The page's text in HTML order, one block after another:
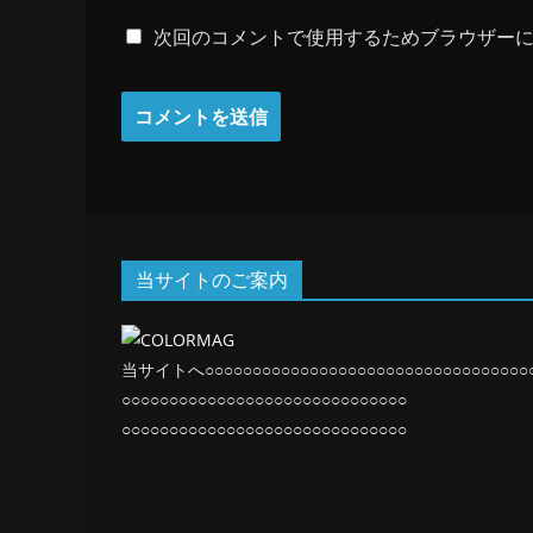
次回のコメントで使用するためブラウザー
当サイトのご案内
当サイトへ
○○○○○○○○○○○○○○○○○○○○○○○○○○○○○○
○○○○○○○○○○○○○○○○○○○○○○○○○○○○○○